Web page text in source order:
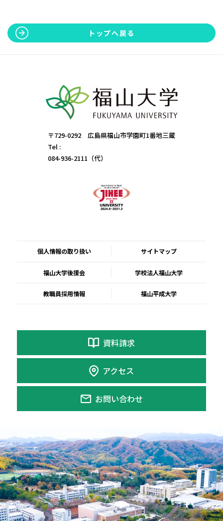
トップへ戻る
〒729-0292 広島県福山市学園町1番地三蔵
Tel :
084-936-2111（代）
個人情報の取り扱い サイトマップ
福山大学後援会 学校法人福山大学
教職員採用情報 福山平成大学
資料請求
アクセス
お問い合わせ